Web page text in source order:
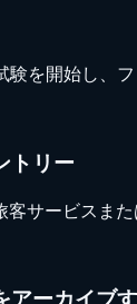
を開始し、フ
トリー
客サービスま